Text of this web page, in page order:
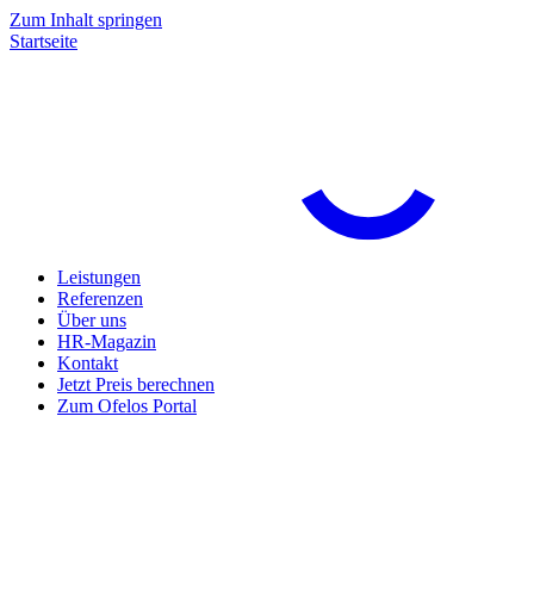
Zum Inhalt springen
Startseite
Leistungen
Referenzen
Über uns
HR-Magazin
Kontakt
Jetzt Preis berechnen
Zum Ofelos Portal